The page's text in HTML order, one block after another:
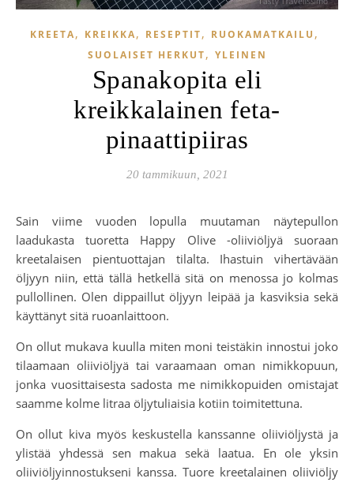
KREETA, KREIKKA, RESEPTIT, RUOKAMATKAILU ,
SUOLAISET HERKUT, YLEINEN
Spanakopita eli
kreikkalainen feta-
pinaattipiiras
20 tammikuun, 2021
Sain viime vuoden lopulla muutaman näytepullon
laadukasta tuoretta Happy Olive -oliiviöljyä suoraan
kreetalaisen pientuottajan tilalta. Ihastuin vihertävään
öljyyn niin, että tällä hetkellä sitä on menossa jo kolmas
pullollinen. Olen dippaillut öljyyn leipää ja kasviksia sekä
käyttänyt sitä ruoanlaittoon.
On ollut mukava kuulla miten moni teistäkin innostui joko
tilaamaan oliiviöljyä tai varaamaan oman nimikkopuun,
jonka vuosittaisesta sadosta me nimikkopuiden omistajat
saamme kolme litraa öljytuliaisia kotiin toimitettuna.
On ollut kiva myös keskustella kanssanne oliiviöljystä ja
ylistää yhdessä sen makua sekä laatua. En ole yksin
oliiviöljyinnostukseni kanssa. Tuore kreetalainen oliiviöljy